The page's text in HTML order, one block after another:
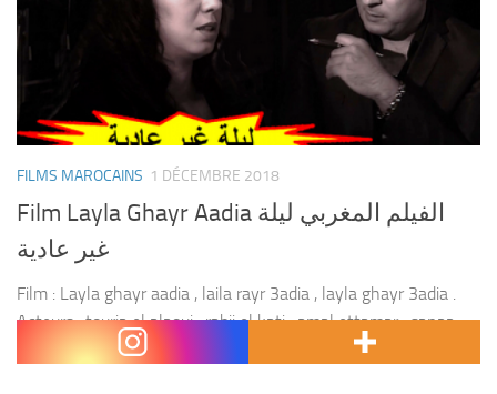
FILMS MAROCAINS 1 DÉCEMBRE 2018
Film Layla Ghayr Aadia الفيلم المغربي ليلة
غير عادية
Film : Layla ghayr aadia , laila rayr 3adia , layla ghayr 3adia .
Acteurs : touria el alaoui , rabii el kati , amal ettamar , sanaa
bahhaj ,rabiaa rafie , omar el...